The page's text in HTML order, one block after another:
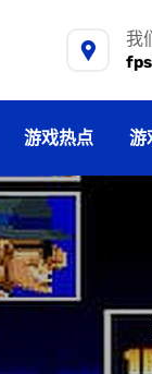
我
游戏热点 游